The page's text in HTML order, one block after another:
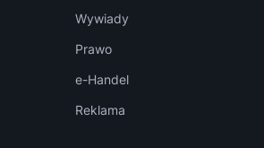
Wywiady
Prawo
e-Handel
Reklama